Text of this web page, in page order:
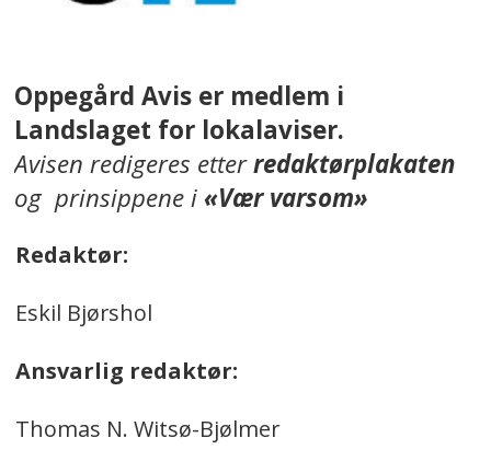
Oppegård Avis er medlem i
Landslaget for lokalaviser.
Avisen redigeres etterredaktørplakaten
og prinsippene i«Vær varsom»
Redaktør:
Eskil Bjørshol
Ansvarlig redaktør:
Thomas N. Witsø-Bjølmer